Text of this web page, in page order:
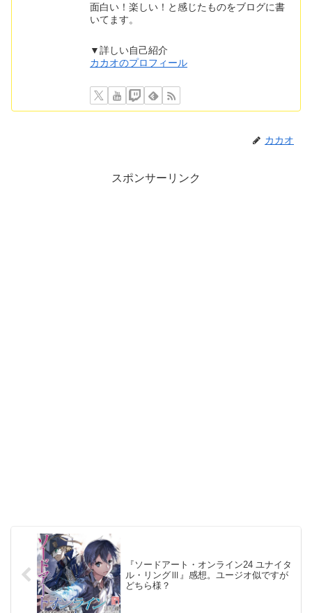
面白い！楽しい！と感じたものをブログに書
いてます。
▼詳しい自己紹介
カカオのプロフィール
カカオ
スポンサーリンク
『ソードアート・オンライン24 ユナイタ
ル・リングⅢ』感想。ユージオ似ですが
どちら様？